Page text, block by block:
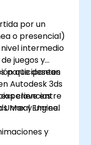
por un
o presencial)
intermedio
juegos y
que desean
Autodesk 3ds
Engine.
participantes
clave entre
Max y Unreal
y